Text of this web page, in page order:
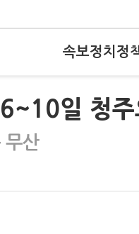
속보정치 정
일 청주
무산